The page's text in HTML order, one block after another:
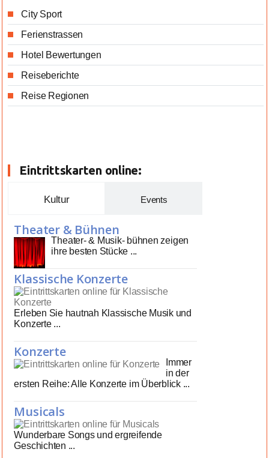
City Sport
Ferienstrassen
Hotel Bewertungen
Reiseberichte
Reise Regionen
Eintrittskarten online:
Kultur Events
Theater & Bühnen
Theater- & Musik- bühnen zeigen
ihre besten Stücke ...
Klassische Konzerte
Erleben Sie hautnah Klassische Musik und
Konzerte ...
Konzerte
Immer
in der
ersten Reihe: Alle Konzerte im Überblick ...
Musicals
Wunderbare Songs und ergreifende
Geschichten ...